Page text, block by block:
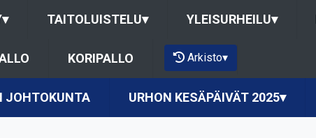
▾ TAITOLUISTELU▾ YLEISURHEILU▾
KORIPALLO Arkisto▾
JOHTOKUNTA URHON KESÄPÄIVÄT 2025▾